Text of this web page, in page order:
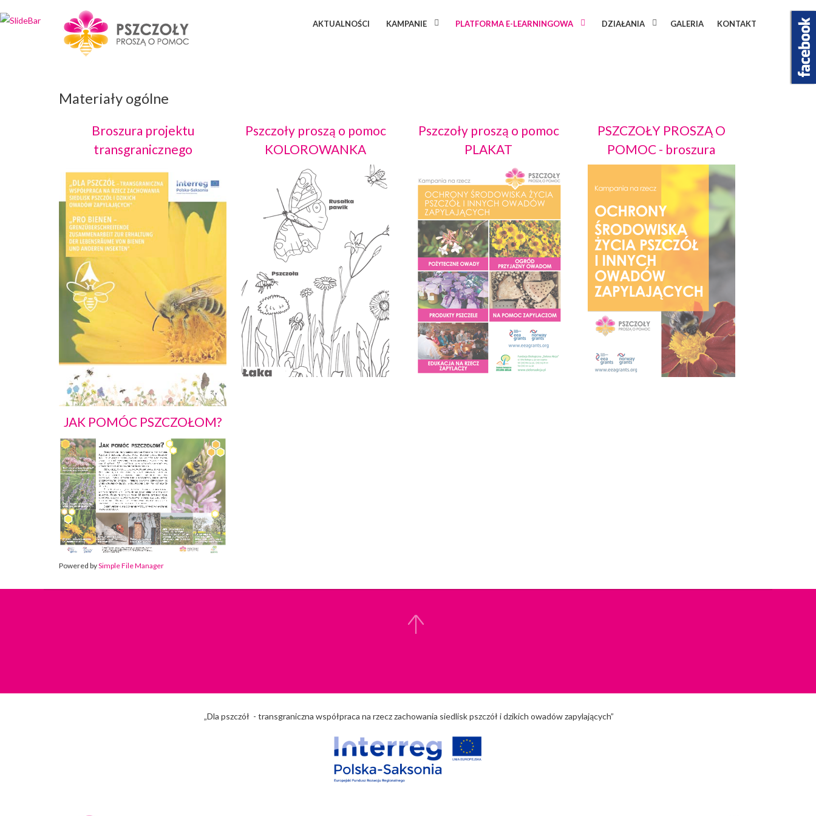
AKTUALNOŚCI KAMPANIE PLATFORMA E-LEARNINGOWA DZIAŁANIA GALERIA KONTAKT
Materiały ogólne
Broszura projektu
transgranicznego
Pszczoły proszą o pomoc
KOLOROWANKA
Pszczoły proszą o pomoc
PLAKAT
PSZCZOŁY PROSZĄ O
POMOC - broszura
JAK POMÓC PSZCZOŁOM?
Powered bySimple File Manager
„Dla pszczół - transgraniczna współpraca na rzecz zachowania siedlisk pszczół i dzikich owadów zapylających”
Wybierz projekt
który Cię interesuje